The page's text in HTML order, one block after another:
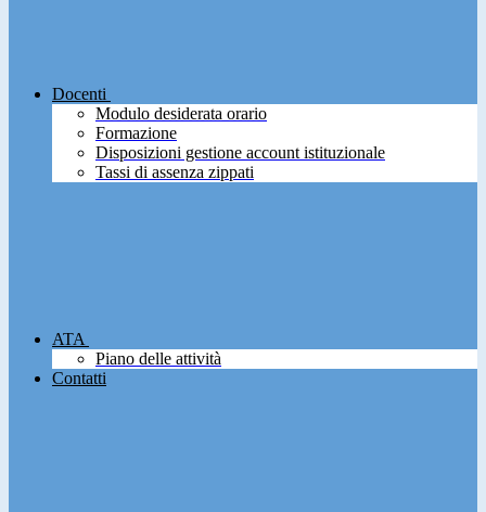
Docenti
Modulo desiderata orario
Formazione
Disposizioni gestione account istituzionale
Tassi di assenza zippati
ATA
Piano delle attività
Contatti